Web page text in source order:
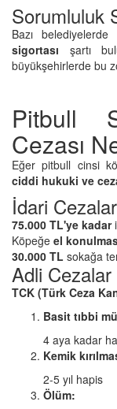
Sorumluluk
Bazı
sigortası şartı
büyükşehirlerde bu
Pitbull
Cezası
Eğer pitbull cinsi
ciddi hukuki ve
İdari Cezalar
75.000 TL'ye kadar
Köpeğe el
30.000 TL sokağa
Adli Cezalar
TCK (Türk Ceza
Basit tıbbi
4 aya kadar
Kemik
2-5 yıl hapis
Ölüm: